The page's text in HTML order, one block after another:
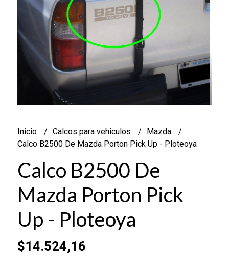
Inicio Calcos para vehiculos
Mazda
Calco B2500 De Mazda Porton Pick Up - Ploteoya
Calco B2500 De
Mazda Porton Pick
Up - Ploteoya
$14.524,16